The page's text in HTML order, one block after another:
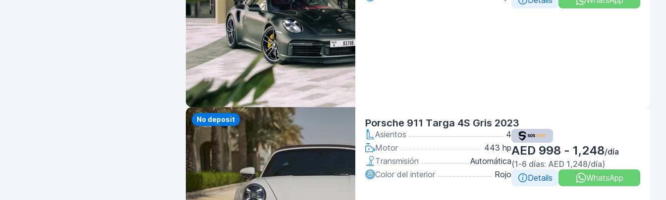
No deposit Porsche 911 Targa 4S Gris 2023
Asientos
4
Motor
443 hp
Transmisión
Automática
Color del interior
Rojo
AED 998 - 1,248/día
(1-6 días: AED 1,248/día)
Details
WhatsApp